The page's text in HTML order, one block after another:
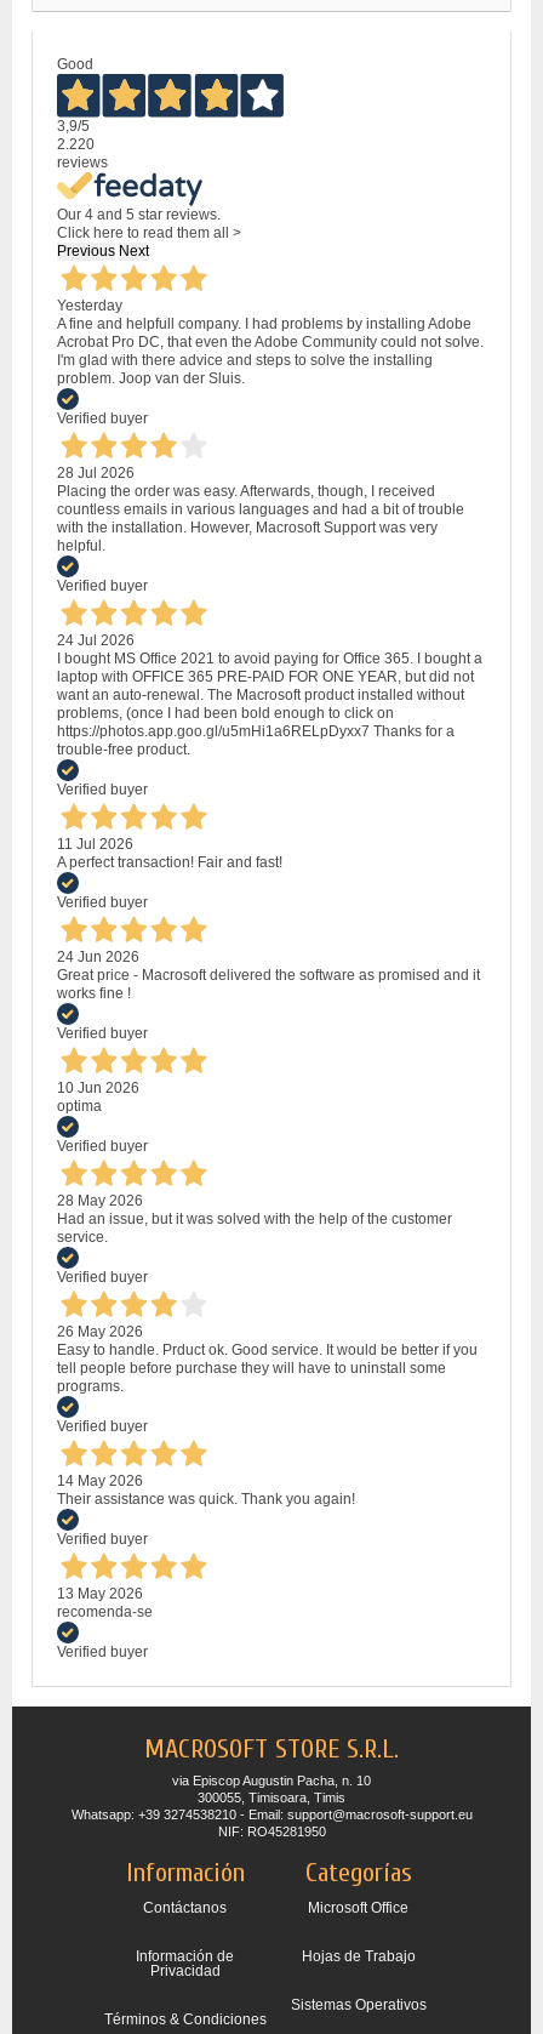
Good
3,9/5
2.220
reviews
Our 4 and 5 star reviews.
Click here to read them all >
Previous Next
Yesterday
A fine and helpfull company. I had problems by installing Adobe
Acrobat Pro DC, that even the Adobe Community could not solve.
I'm glad with there advice and steps to solve the installing
problem. Joop van der Sluis.
Verified buyer
28 Jul 2026
Placing the order was easy. Afterwards, though, I received
countless emails in various languages and had a bit of trouble
with the installation. However, Macrosoft Support was very
helpful.
Verified buyer
24 Jul 2026
I bought MS Office 2021 to avoid paying for Office 365. I bought a
laptop with OFFICE 365 PRE-PAID FOR ONE YEAR, but did not
want an auto-renewal. The Macrosoft product installed without
problems, (once I had been bold enough to click on
https://photos.app.goo.gl/u5mHi1a6RELpDyxx7 Thanks for a
trouble-free product.
Verified buyer
11 Jul 2026
A perfect transaction! Fair and fast!
Verified buyer
24 Jun 2026
Great price - Macrosoft delivered the software as promised and it
works fine !
Verified buyer
10 Jun 2026
optima
Verified buyer
28 May 2026
Had an issue, but it was solved with the help of the customer
service.
Verified buyer
26 May 2026
Easy to handle. Prduct ok. Good service. It would be better if you
tell people before purchase they will have to uninstall some
programs.
Verified buyer
14 May 2026
Their assistance was quick. Thank you again!
Verified buyer
13 May 2026
recomenda-se
Verified buyer
MACROSOFT STORE S.R.L.
via Episcop Augustin Pacha, n. 10
300055, Timisoara, Timis
Whatsapp: +39 3274538210 - Email: support@macrosoft-support.eu
NIF: RO45281950
Información
Contáctanos
Información de
Privacidad
Términos & Condiciones
Categorías
Microsoft Office
Hojas de Trabajo
Sistemas Operativos